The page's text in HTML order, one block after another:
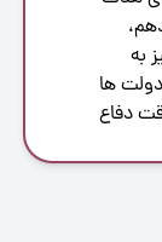
به
ها
دفاع